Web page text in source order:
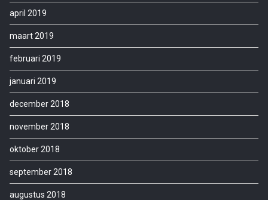
april 2019
maart 2019
februari 2019
januari 2019
december 2018
november 2018
oktober 2018
september 2018
augustus 2018